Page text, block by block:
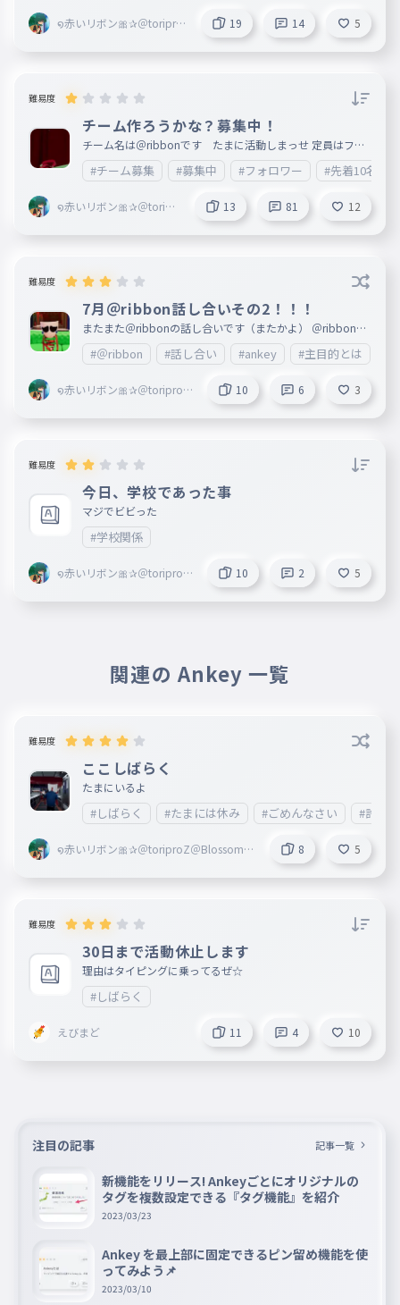
໑赤いリボン🎀✰＠toripro
19 14 5
難易度
チーム作ろうかな？募集中！
チーム名は＠ribbonです たまに活動しまっせ 定員はフォ
ロワー限定10人まで（先着順） 入りたい人はコメントで( ｀
・∀・´)ﾉﾖﾛｼｸ ↓参加者 １ 最近東方異形郷にハマった人
２ ゆらぎゆら ３ 霊夢 ４ 魔理沙大っ好き ５ あかり ６
テットさん（仮） ７ サッカー日本代表 ８ 大四喜 ９
10 テットさんが抜けたので、誰か副リーダーをやってくれ
るとありがたいです。 コメントで教えてください
#チーム募集 #募集中 #フォロワー #先着10名様
໑赤いリボン🎀✰＠toripr
13 81 12
難易度
7月＠ribbon話し合いその2！！！
またまた＠ribbonの話し合いです（またかよ） ＠ribbonの
メンバーじゃなくても参加してくれると嬉しいで すううぅ
ぅ ただ、うちが思ったことのタイピングです
#＠ribbon #話し合い #ankey #主目的とは
໑赤いリボン🎀✰＠toriproZ
10 6 3
難易度
今日、学校であった事
マジでビビった
#学校関係
໑赤いリボン🎀✰＠toriproZ
10 2 5
関連の Ankey 一覧
難易度
ここしばらく
たまにいるよ
#しばらく #たまには休み #ごめんなさい #許して
໑赤いリボン🎀✰＠toriproZ＠Blossoms
8 5
難易度
30日まで活動休止します
理由はタイピングに乗ってるぜ☆
#しばらく
えびまど 11 4 10
注目の記事 記事一覧
新機能をリリース! Ankeyごとにオリジナルの
タグを複数設定できる『タグ機能』を紹介
2023/03/23
Ankey を最上部に固定できるピン留め機能を使
ってみよう📌
2023/03/10